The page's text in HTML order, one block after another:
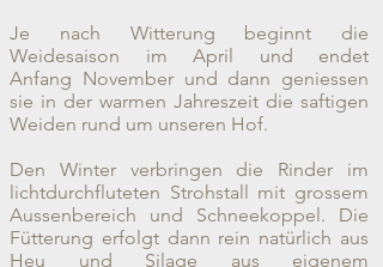
Je nach Witterung beginnt die
Weidesaison im April und endet
Anfang November und dann geniessen
sie in der warmen Jahreszeit die saftigen
Weiden rund um unseren Hof.
Den Winter verbringen die Rinder im
lichtdurchfluteten Strohstall mit grossem
Aussenbereich und Schneekoppel. Die
Fütterung erfolgt dann rein natürlich aus
Heu und Silage aus eigenem